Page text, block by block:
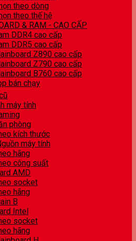
theo dòng
theo thế hệ
& RAM - CAO CẤP
DDR4 cao cấp
DDR5 cao cấp
Z890 cao cấp
Z790 cao cấp
B760 cao cấp
bán chạy
máy tính
phòng
kích thước
máy tính
hãng
công suất
AMD
socket
hãng
B
Intel
socket
hãng